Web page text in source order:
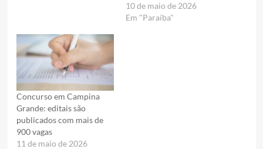
10 de maio de 2026
Em "Paraíba"
Concurso em Campina
Grande: editais são
publicados com mais de
900 vagas
11 de maio de 2026